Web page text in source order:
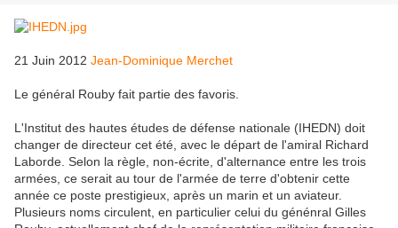
21 Juin 2012 Jean-Dominique Merchet
Le général Rouby fait partie des favoris.
L'Institut des hautes études de défense nationale (IHEDN) doit
changer de directeur cet été, avec le départ de l'amiral Richard
Laborde. Selon la règle, non-écrite, d'alternance entre les trois
armées, ce serait au tour de l'armée de terre d'obtenir cette
année ce poste prestigieux, après un marin et un aviateur.
Plusieurs noms circulent, en particulier celui du génénral Gilles